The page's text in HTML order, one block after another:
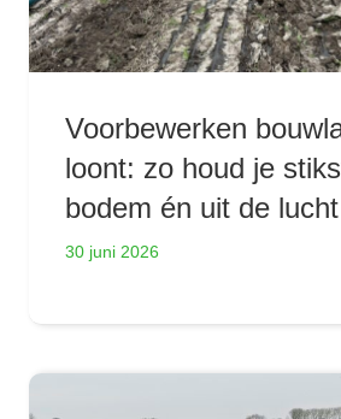
Voorbewerken
loont: zo houd je
bodem én uit de lucht
30 juni 2026